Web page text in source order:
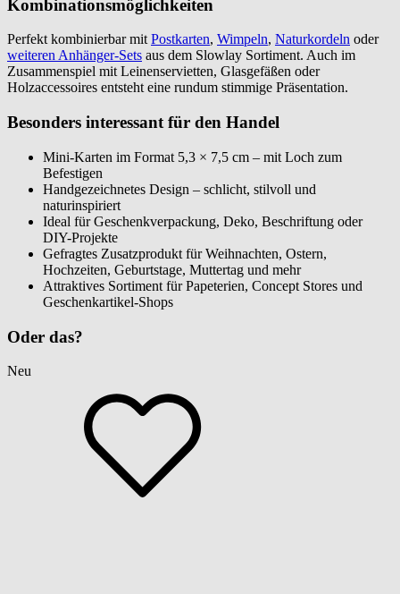
Kombinationsmöglichkeiten
Perfekt kombinierbar mitPostkarten, Wimpeln, Naturkordeln oder
weiteren Anhänger-Sets aus dem Slowlay Sortiment. Auch im
Zusammenspiel mit Leinenservietten, Glasgefäßen oder
Holzaccessoires entsteht eine rundum stimmige Präsentation.
Besonders interessant für den Handel
Mini-Karten im Format 5,3 × 7,5 cm – mit Loch zum
Befestigen
Handgezeichnetes Design – schlicht, stilvoll und
naturinspiriert
Ideal für Geschenkverpackung, Deko, Beschriftung oder
DIY-Projekte
Gefragtes Zusatzprodukt für Weihnachten, Ostern,
Hochzeiten, Geburtstage, Muttertag und mehr
Attraktives Sortiment für Papeterien, Concept Stores und
Geschenkartikel-Shops
Oder das?
Neu